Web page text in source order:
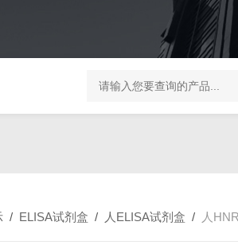
榛子东部枯萎病菌探针法qPCR
/ ELISA试剂盒 / 人ELISA试剂盒 / 人HNRNPF(